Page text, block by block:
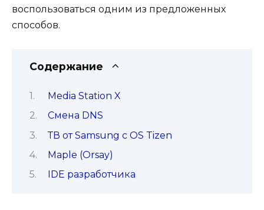
воспользоваться одним из предложенных
способов.
Содержание
Media Station X
Смена DNS
ТВ от Samsung с OS Tizen
Maple (Orsay)
IDE разработчика